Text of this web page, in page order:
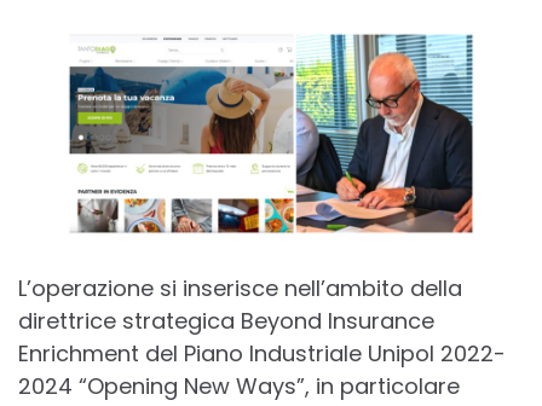
L’operazione si inserisce nell’ambito della
direttrice strategica Beyond Insurance
Enrichment del Piano Industriale Unipol 2022-
2024 “Opening New Ways”, in particolare